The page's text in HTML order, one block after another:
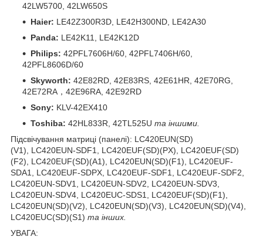
42LW5700, 42LW650S
Haier: LE42Z300R3D, LE42H300ND, LE42A30
Panda: LE42K11, LE42K12D
Philips: 42PFL7606H/60, 42PFL7406H/60,
42PFL8606D/60
Skyworth: 42E82RD, 42E83RS, 42E61HR, 42E70RG,
42E72RA，42E96RA, 42E92RD
Sony: KLV-42EX410
Toshiba: 42HL833R, 42TL525U та іншими.
Підсвічування матриці (панелі): LC420EUN(SD)
(V1), LC420EUN-SDF1, LC420EUF(SD)(PX), LC420EUF(SD)
(F2), LC420EUF(SD)(A1), LC420EUN(SD)(F1), LC420EUF-
SDA1, LC420EUF-SDPX, LC420EUF-SDF1, LC420EUF-SDF2,
LC420EUN-SDV1, LC420EUN-SDV2, LC420EUN-SDV3,
LC420EUN-SDV4, LC420EUC-SDS1, LC420EUF(SD)(F1),
LC420EUN(SD)(V2), LC420EUN(SD)(V3), LC420EUN(SD)(V4),
LC420EUC(SD)(S1) та інших.
УВАГА: